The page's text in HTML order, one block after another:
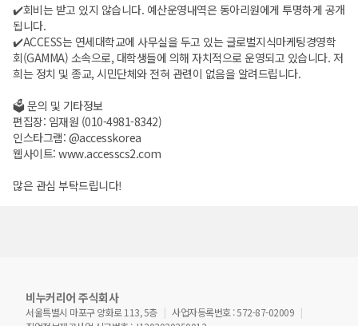
✔️회비는 받고 있지 않습니다. 예산운영내역은 동아리원에게 투명하게 공개
됩니다.
✔️ACCESS는 연세대학교에 사무실을 두고 있는 글로벌지식마케팅경영학
회(GAMMA) 소속으로, 대학생들에 의해 자치적으로 운영되고 있습니다. 저
희는 정치 및 종교, 시민단체와 전혀 관련이 없음을 알려드립니다.
🗳 문의 및 기타정보
편집장: 임재원 (010-4981-8342)
인스타그램: @accesskorea
웹사이트: www.accesscs2.com
많은 관심 부탁드립니다!
비누커리어 주식회사
서울특별시 마포구 양화로 113, 5층
사업자등록번호 : 572-87-02009